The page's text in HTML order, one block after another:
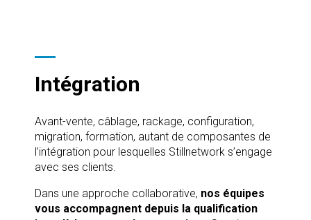
Intégration
Avant-vente, câblage, rackage, configuration,
migration, formation, autant de composantes de
l’intégration pour lesquelles Stillnetwork s’engage
avec ses clients.
Dans une approche collaborative, nos équipes
vous accompagnent depuis la qualification